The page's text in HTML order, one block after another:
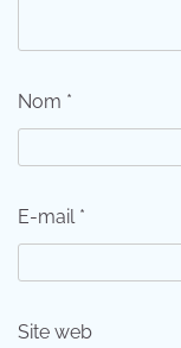
Nom *
E-mail *
Site web